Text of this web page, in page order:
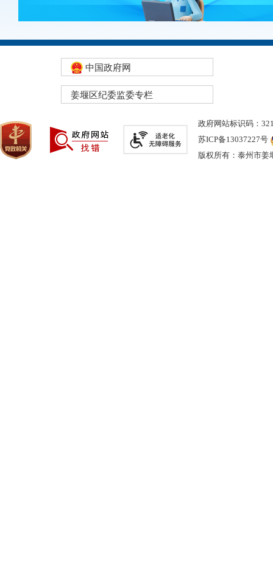
中国政府网
姜堰区纪委监委专栏
政府网站标识码：
苏ICP备13037227号
版权所有：泰州市姜